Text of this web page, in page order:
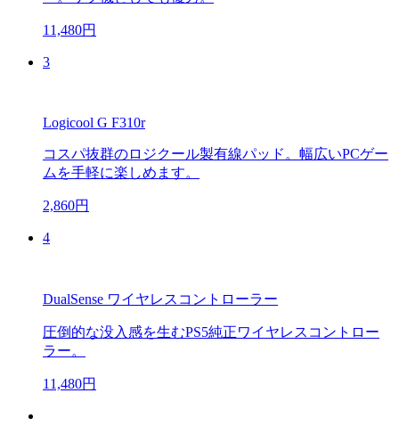
11,480円
3
Logicool G F310r
コスパ抜群のロジクール製有線パッド。幅広いPCゲー
ムを手軽に楽しめます。
2,860円
4
DualSense ワイヤレスコントローラー
圧倒的な没入感を生むPS5純正ワイヤレスコントロー
ラー。
11,480円